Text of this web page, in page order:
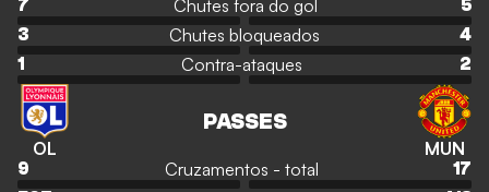
7
Chutes fora do gol
5
3
Chutes bloqueados
4
1
Contra-ataques 2
OL
PASSES
MUN
9 Cruzamentos - total
17